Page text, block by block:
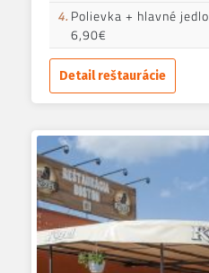
4. Polievka + hlavné jedlo
6,90€
Detail reštaurácie